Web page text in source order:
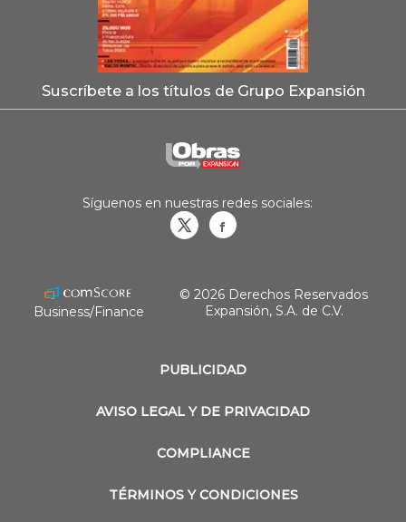
Suscríbete a los títulos de Grupo Expansión
PUBLICIDAD
AVISO LEGAL Y DE PRIVACIDAD
COMPLIANCE
TÉRMINOS Y CONDICIONES
Síguenos en nuestras redes sociales:
Business/Finance
© 2026 Derechos Reservados
Expansión, S.A. de C.V.